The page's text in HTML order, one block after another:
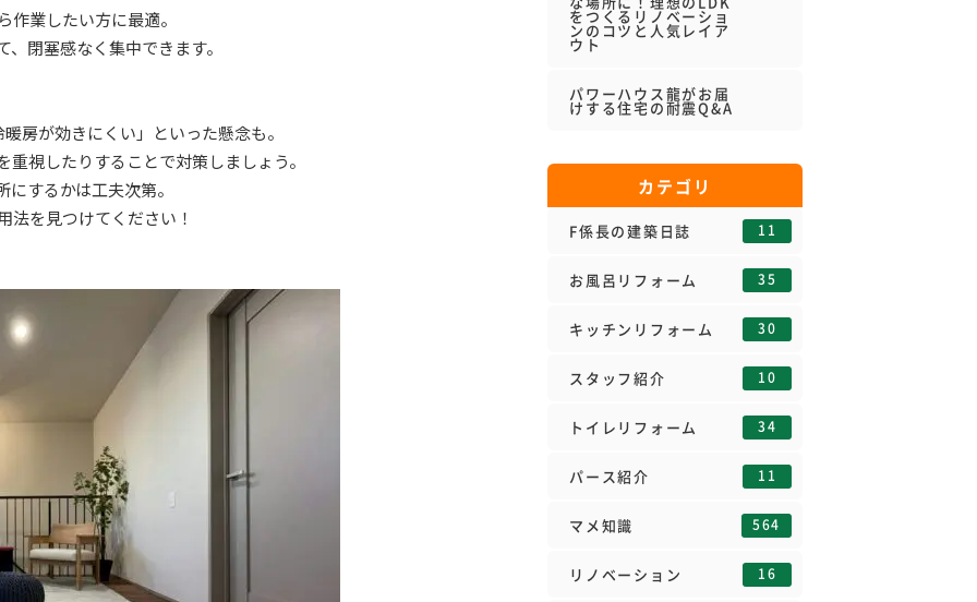
業したい方に最適。
閉塞感なく集中できます。
房が効きにくい」といった懸念も。
視したりすることで対策しましょう。
するかは工夫次第。
法を見つけてください！
をつくるリノベーショ
ンのコツと人気レイア
ウト
パワーハウス龍がお届
けする住宅の耐震Q&A
カテゴリ
F係長の建築日誌 11
お風呂リフォーム 35
キッチンリフォーム 30
スタッフ紹介 10
トイレリフォーム 34
パース紹介 11
マメ知識 564
リノベーション 16